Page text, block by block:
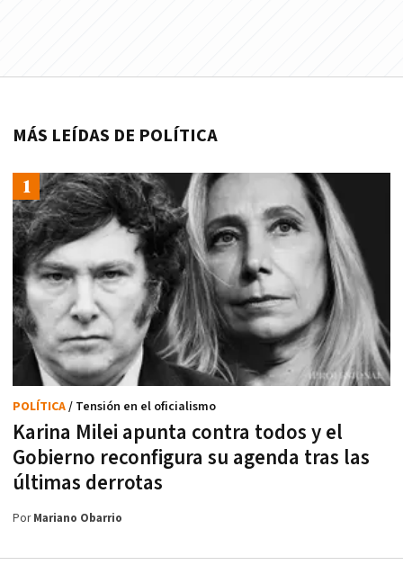
MÁS LEÍDAS DE POLÍTICA
Karina Milei apunta contra todos y el
Gobierno reconfigura su agenda tras las
últimas derrotas
POLÍTICA/ Tensión en el oficialismo
PorMariano Obarrio